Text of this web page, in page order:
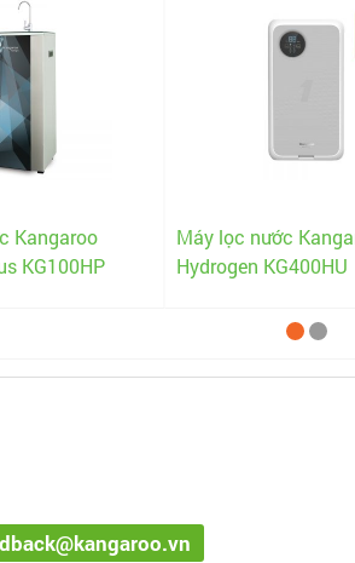
Kangaroo
KG100HP
Máy lọc nước
Hydrogen KG400HU